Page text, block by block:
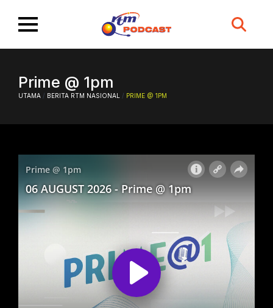
Search
Prime @ 1pm
UTAMA / BERITA RTM NASIONAL / PRIME @ 1PM